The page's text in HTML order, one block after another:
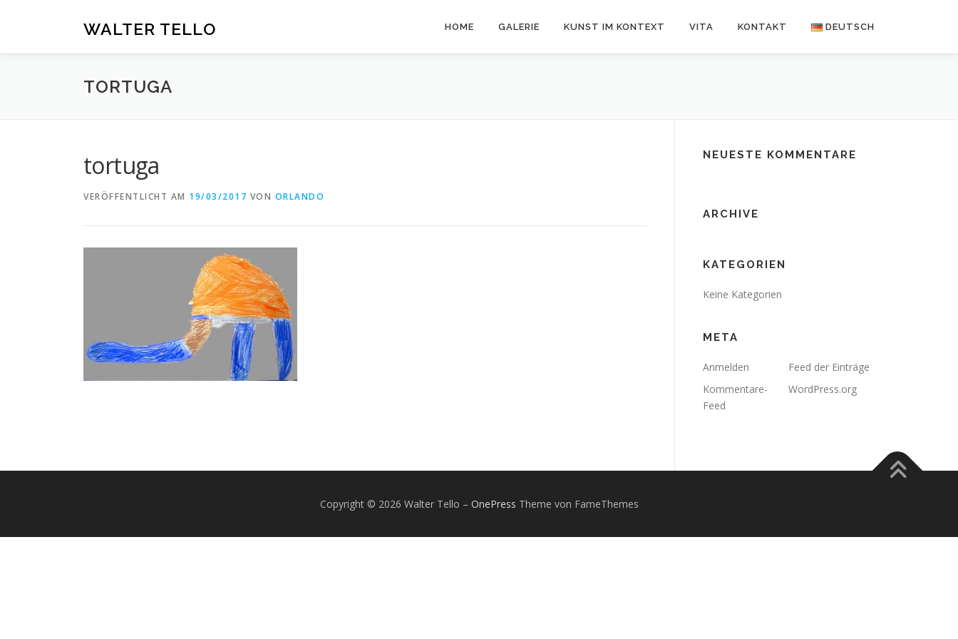
WALTER TELLO HOME GALERIE KUNST IM KONTEXT VITA KONTAKT DEUTSCH
TORTUGA
tortuga
VERÖFFENTLICHT AM 19/03/2017 VON ORLANDO
NEUESTE KOMMENTARE
ARCHIVE
KATEGORIEN
Keine Kategorien
META
Anmelden
Feed der Einträge
Kommentare-
Feed
WordPress.org
Copyright © 2026 Walter Tello – OnePress Theme von FameThemes